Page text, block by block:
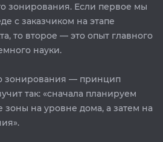
зонирования. Если первое мы
с заказчиком на этапе
то второе — это опыт главного
науки.⁣⁣
зонирования — принцип
так: «сначала планируем
на уровне дома, а затем на